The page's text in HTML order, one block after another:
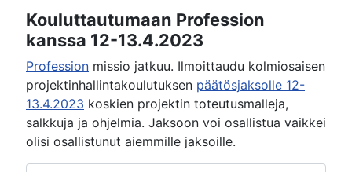
Kouluttautumaan Profession
kanssa 12-13.4.2023
Profession missio jatkuu. Ilmoittaudu kolmiosaisen
projektinhallintakoulutuksen päätösjaksolle 12-
13.4.2023 koskien projektin toteutusmalleja,
salkkuja ja ohjelmia. Jaksoon voi osallistua vaikkei
olisi osallistunut aiemmille jaksoille.